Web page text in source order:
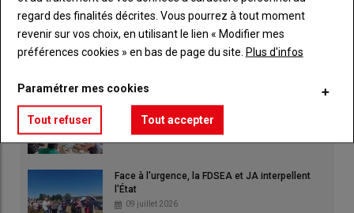
Lesieur : nouveaux locaux, nouvelles ambitions
09 juillet 2026
FDSEA et JA mettent la pression sur l'État
23 juillet 2026
Face à l'urgence, la FDSEA et JA interpellent
l'État
09 juillet 2026
regard des finalités décrites. Vous pourrez à tout moment
revenir sur vos choix, en utilisant le lien « Modifier mes
préférences cookies » en bas de page du site. Plus d'infos
Paramétrer mes cookies
Tout refuser Tout accepter